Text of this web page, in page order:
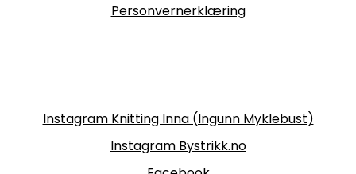
Personvernerklæring
Instagram Knitting Inna (Ingunn Myklebust)
Instagram Bystrikk.no